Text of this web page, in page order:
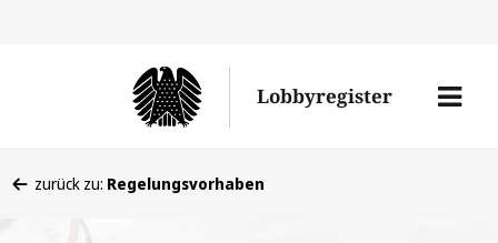
Lobbyregister
Menü
befinden
zurück zu: Regelungsvorhaben